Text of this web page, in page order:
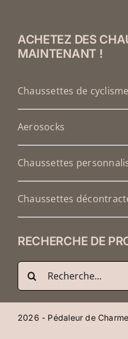
ACHETEZ DES
MAINTENANT !
Chaussettes de cyclisme
Aerosocks
Chaussettes
Chaussettes
RECHERCHE DE
Recherche
:
2026 - Pédaleur de Charme